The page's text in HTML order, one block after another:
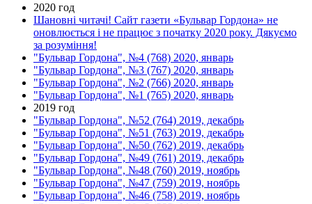
2020 год
Шановні читачі! Сайт газети «Бульвар Гордона» не
оновлюється і не працює з початку 2020 року. Дякуємо
за розуміння!
"Бульвар Гордона", №4 (768) 2020, январь
"Бульвар Гордона", №3 (767) 2020, январь
"Бульвар Гордона", №2 (766) 2020, январь
"Бульвар Гордона", №1 (765) 2020, январь
2019 год
"Бульвар Гордона", №52 (764) 2019, декабрь
"Бульвар Гордона", №51 (763) 2019, декабрь
"Бульвар Гордона", №50 (762) 2019, декабрь
"Бульвар Гордона", №49 (761) 2019, декабрь
"Бульвар Гордона", №48 (760) 2019, ноябрь
"Бульвар Гордона", №47 (759) 2019, ноябрь
"Бульвар Гордона", №46 (758) 2019, ноябрь